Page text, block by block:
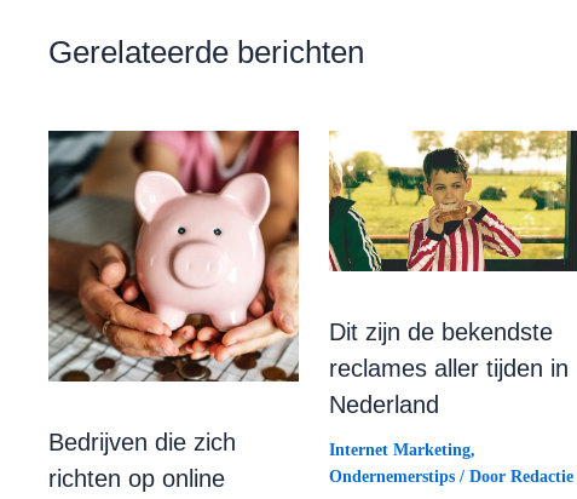
Gerelateerde berichten
Bedrijven die zich
richten op online
Dit zijn de bekendste
reclames aller tijden in
Nederland
Internet Marketing,
Ondernemerstips/ Door Redactie